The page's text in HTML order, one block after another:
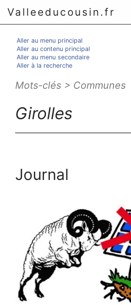
Valleeducousin.fr
Aller au menu principal
Aller au contenu principal
Aller au menu secondaire
Aller à la recherche
Mots-clés > Communes
Girolles
Journal